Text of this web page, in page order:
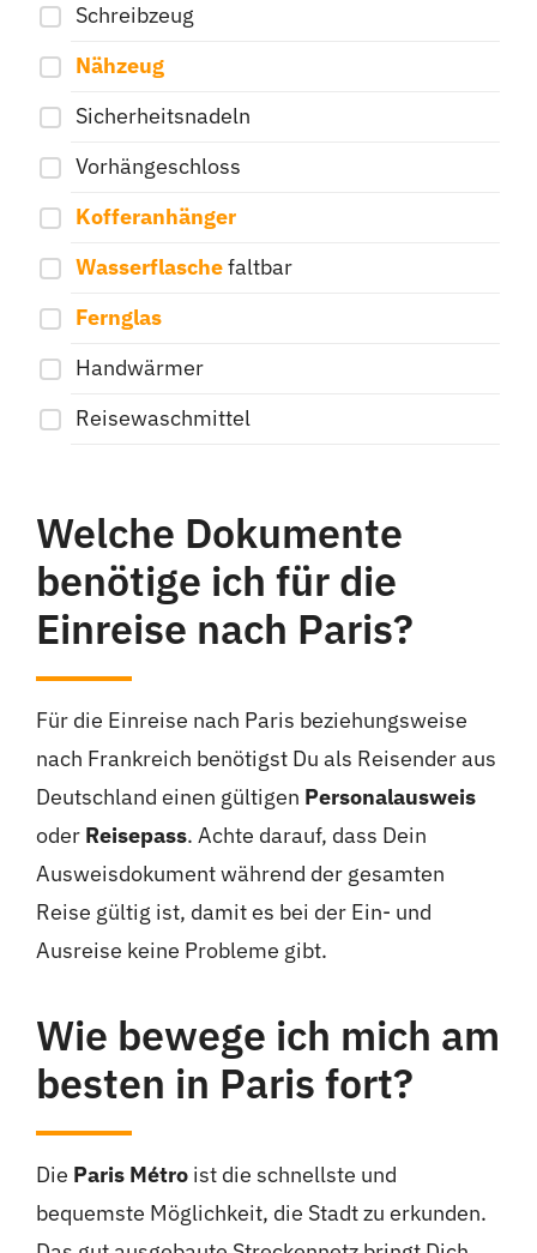
Schreibzeug
Nähzeug
Sicherheitsnadeln
Vorhängeschloss
Kofferanhänger
Wasserflaschefaltbar
Fernglas
Handwärmer
Reisewaschmittel
Welche Dokumente
benötige ich für die
Einreise nach Paris?
Für die Einreise nach Paris beziehungsweise
nach Frankreich benötigst Du als Reisender aus
Deutschland einen gültigen Personalausweis
oder Reisepass. Achte darauf, dass Dein
Ausweisdokument während der gesamten
Reise gültig ist, damit es bei der Ein- und
Ausreise keine Probleme gibt.
Wie bewege ich mich am
besten in Paris fort?
Die Paris Métroist die schnellste und
bequemste Möglichkeit, die Stadt zu erkunden.